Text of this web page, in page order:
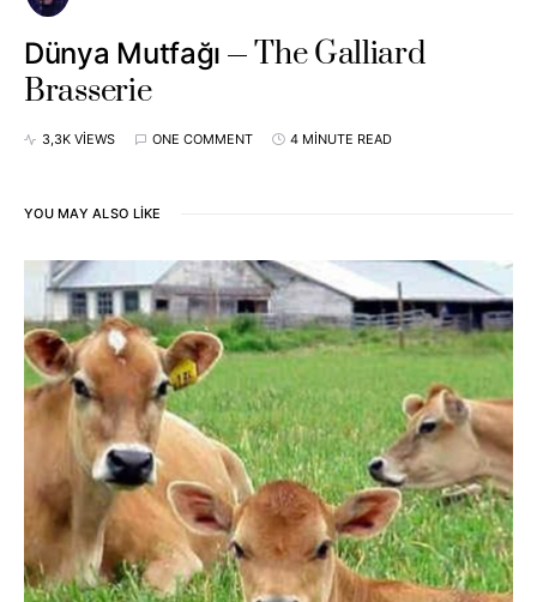
Dünya Mutfağı
The Galliard
Brasserie
3,3K VIEWS ONE COMMENT 4 MINUTE READ
YOU MAY ALSO LIKE